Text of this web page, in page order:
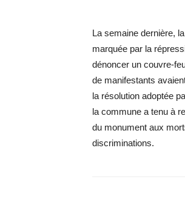
La semaine dernière,
marquée par la
dénoncer un couvre-
de manifestants
la résolution adoptée
la commune a tenu à
du monument aux
discriminations.